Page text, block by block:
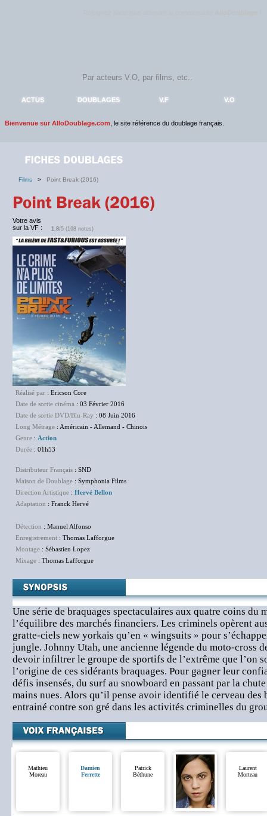
ACTUS DOUBLAGES V.F V.O
Bienvenue sur AlloDoublage.com , le site référence du doublage français.
Films > Point Break (2016)
Votre avis
sur la VF :
1.8/5 (168 notes)
Réalisé par : Ericson Core
Date de sortie cinéma : 03 Février 2016
Date de sortie DVD/Blu-Ray : 08 Juin 2016
Long Métrage : Américain - Allemand - Chinois
Genre : Action
Durée : 01h53
Distributeur Français : SND
Maison de Doublage : Symphonia Films
Direction Artistique : Hervé Bellon
Adaptation : Franck Hervé
Détection : Manuel Alfonso
Enregistrement : Thomas Lafforgue
Montage : Sébastien Lopez
Mixage : Thomas Lafforgue
Une série de braquages spectaculaires aux quatre coins du
l’équilibre des marchés financiers. Les criminels opèrent
gratte-ciels new yorkais qu’en « wingsuits » pour
jungle. Johnny Utah, une ancienne légende du moto-cross
devoir infiltrer le groupe de sportifs de l’extrême que l’on
l’origine de ces sidérants braquages. Pour gagner leur
défis insensés, du surf au snowboard en passant par la
mains nues. Alors qu’il pense avoir identifié le cerveau des
entrainé contre son gré dans les activités criminelles du
Mathieu
Moreau
Damien
Ferrette
Patrick
Béthune
Laurent
Morteau